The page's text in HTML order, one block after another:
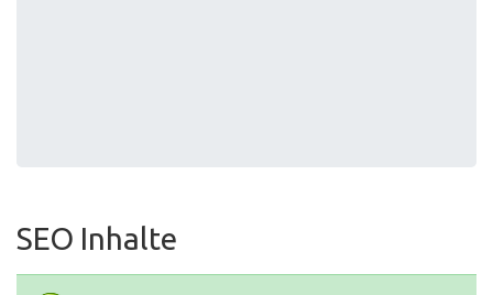
SEO Inhalte